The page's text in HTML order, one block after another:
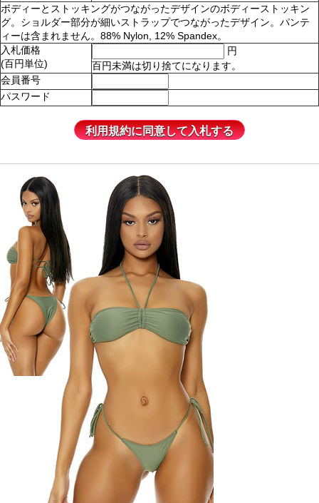
ボディーとストッキングがつながったデザインのボディーストッキン
グ。ショルダー部分が細いストラップでつながったデザイン。パンテ
ィーは含まれません。88% Nylon, 12% Spandex。
入札価格
(百円単位)
円
百円未満は切り捨てになります。
会員番号
パスワード